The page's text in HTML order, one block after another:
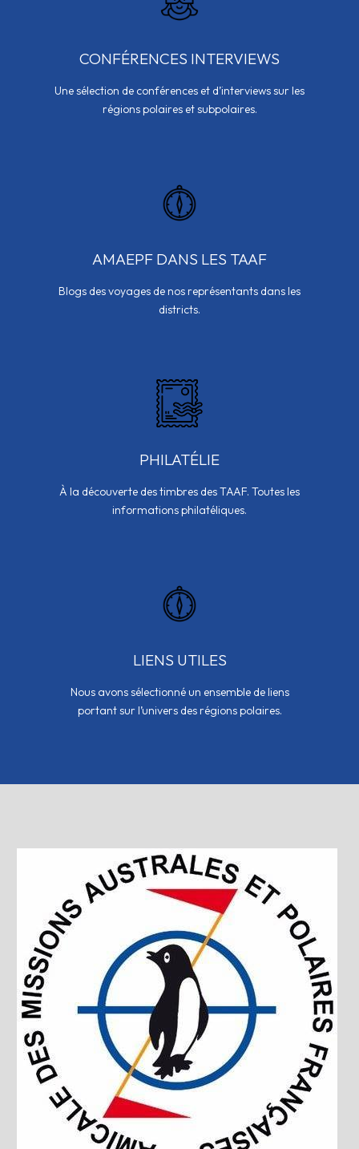
CONFÉRENCES INTERVIEWS
Une sélection de conférences et d’interviews sur les
régions polaires et subpolaires.
AMAEPF DANS LES TAAF
Blogs des voyages de nos représentants dans les
districts.
PHILATÉLIE
À la découverte des timbres des TAAF. Toutes les
informations philatéliques.
LIENS UTILES
Nous avons sélectionné un ensemble de liens
portant sur l’univers des régions polaires.